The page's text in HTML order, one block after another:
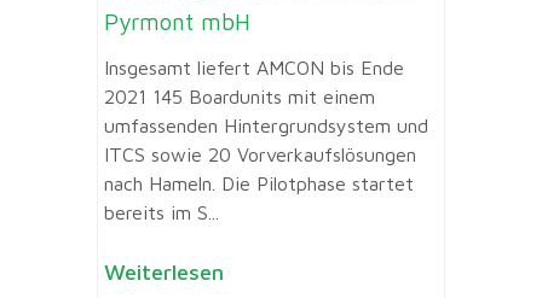
Pyrmont mbH
Insgesamt liefert AMCON bis Ende
2021 145 Boardunits mit einem
umfassenden Hintergrundsystem und
ITCS sowie 20 Vorverkaufslösungen
nach Hameln. Die Pilotphase startet
bereits im S...
Weiterlesen